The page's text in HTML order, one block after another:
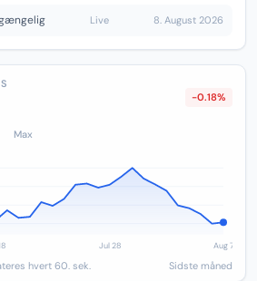
Live 8. August 2026
-0.18%
Max
hvert 60. sek. Sidste måned